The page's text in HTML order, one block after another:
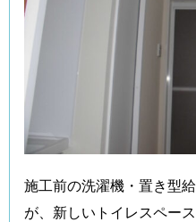
施工前の洗濯機・置き型
が、新しいトイレスペース